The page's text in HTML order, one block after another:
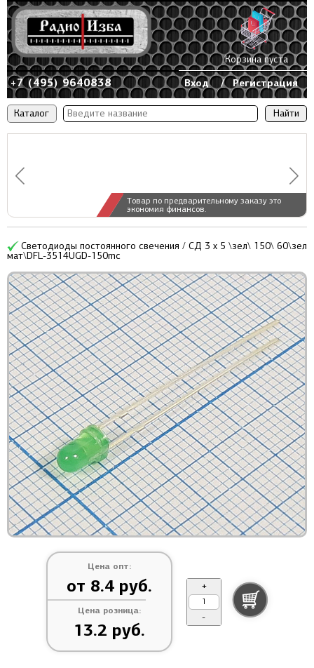
Каталог
Товар по предварительному заказу это
экономия финансов.
+7 (495) 9640838 Вход / Регистрация
Корзина пуста
Светодиоды постоянного свечения / СД 3 x 5 \зел\ 150\ 60\зел
мат\DFL-3514UGD-150mc
Цена опт:
от 8.4 руб.
Цена розница:
13.2 руб.
+
-